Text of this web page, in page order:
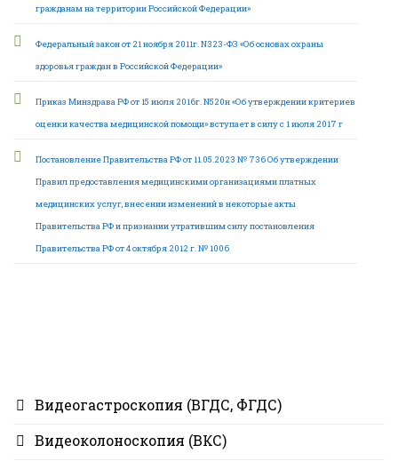
гражданам на территории Российской Федерации»
Федеральный закон от 21 ноября 2011г. N323-ФЗ «Об основах охраны
здоровья граждан в Российской Федерации»
Приказ Минздрава РФ от 15 июля 2016г. N520н «Об утверждении критериев
оценки качества медицинской помощи» вступает в силу с 1 июля 2017 г
Постановление Правительства РФ от 11.05.2023 № 736 Об утверждении
Правил предоставления медицинскими организациями платных
медицинских услуг, внесении изменений в некоторые акты
Правительства РФ и признании утратившим силу постановления
Правительства РФ от 4 октября 2012 г. № 1006
Видеогастроскопия (ВГДС, ФГДС)
Видеоколоноскопия (ВКС)